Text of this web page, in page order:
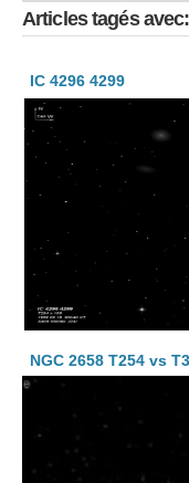
Articles tagés
IC 4296 4299
NGC 2658 T254 vs